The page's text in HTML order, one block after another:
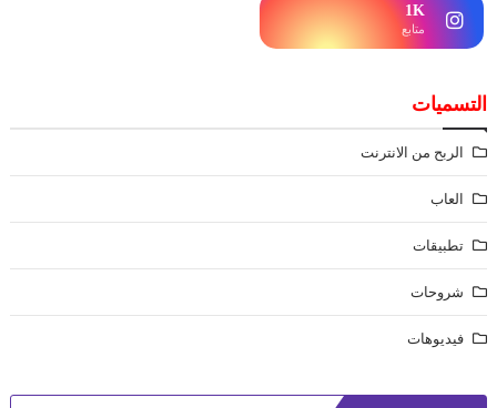
1K
متابع
التسميات
الربح من الانترنت
العاب
تطبيقات
شروحات
فيديوهات